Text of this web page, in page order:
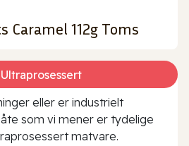
Caramel 112g Toms
Ultraprosessert
eller er industrielt
som vi mener er tydelige
matvare.